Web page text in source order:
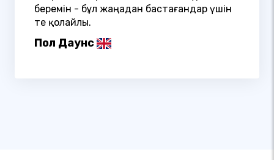
беремін - бұл жаңадан бастағандар үшін
өте қолайлы.
Пол Даунс